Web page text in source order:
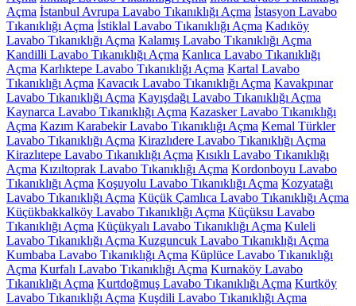
Açma İstanbul Avrupa Lavabo Tıkanıklığı Açma İstasyon Lavabo
Tıkanıklığı Açma İstiklal Lavabo Tıkanıklığı Açma Kadıköy
Lavabo Tıkanıklığı Açma Kalamış Lavabo Tıkanıklığı Açma
Kandilli Lavabo Tıkanıklığı Açma Kanlıca Lavabo Tıkanıklığı
Açma Karlıktepe Lavabo Tıkanıklığı Açma Kartal Lavabo
Tıkanıklığı Açma Kavacık Lavabo Tıkanıklığı Açma Kavakpınar
Lavabo Tıkanıklığı Açma Kayışdağı Lavabo Tıkanıklığı Açma
Kaynarca Lavabo Tıkanıklığı Açma Kazasker Lavabo Tıkanıklığı
Açma Kazım Karabekir Lavabo Tıkanıklığı Açma Kemal Türkler
Lavabo Tıkanıklığı Açma Kirazlıdere Lavabo Tıkanıklığı Açma
Kirazlıtepe Lavabo Tıkanıklığı Açma Kısıklı Lavabo Tıkanıklığı
Açma Kızıltoprak Lavabo Tıkanıklığı Açma Kordonboyu Lavabo
Tıkanıklığı Açma Koşuyolu Lavabo Tıkanıklığı Açma Kozyatağı
Lavabo Tıkanıklığı Açma Küçük Çamlıca Lavabo Tıkanıklığı Açma
Küçükbakkalköy Lavabo Tıkanıklığı Açma Küçüksu Lavabo
Tıkanıklığı Açma Küçükyalı Lavabo Tıkanıklığı Açma Kuleli
Lavabo Tıkanıklığı Açma Kuzguncuk Lavabo Tıkanıklığı Açma
Kumbaba Lavabo Tıkanıklığı Açma Küplüce Lavabo Tıkanıklığı
Açma Kurfalı Lavabo Tıkanıklığı Açma Kurnaköy Lavabo
Tıkanıklığı Açma Kurtdoğmuş Lavabo Tıkanıklığı Açma Kurtköy
Lavabo Tıkanıklığı Açma Kuşdili Lavabo Tıkanıklığı Açma